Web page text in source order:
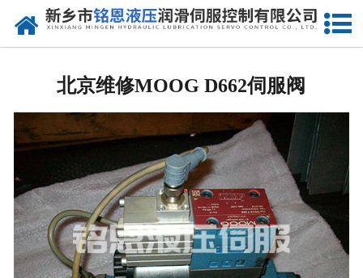
网站首页
北京Parker比例阀
- 北京vickers比例阀
- 北京ARGO-HYTOS比例阀
- 北京atos比例阀
北京维修MOOG D662伺服阀